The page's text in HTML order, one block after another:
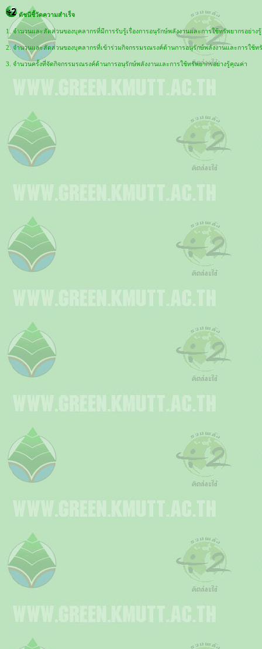
ดัชนีชี้วัดความสำเร็จ
1. จำนวนและสัดส่วนของบุคลากรที่มีการรับรู้เรื่องการอนุรักษ์พลังงานและการใช้ทรัพยากรอย่าง
2. จำนวนและสัดส่วนของบุคลากรที่เข้าร่วมกิจกรรมรณรงค์ด้านการอนุรักษ์พลังงานและการใช้ท
3. จำนวนครั้งที่จัดกิจกรรมรณรงค์ด้านการอนุรักษ์พลังงานและการใช้ทรัพยากรอย่างรู้คุณค่า